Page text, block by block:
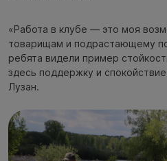
«Работа в клубе — это моя
товарищам и подрастающему
ребята видели пример
здесь поддержку и
Лузан.